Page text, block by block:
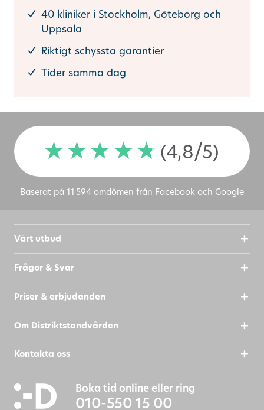
40 kliniker i Stockholm, Göteborg och
Uppsala
Riktigt schyssta garantier
Tider samma dag
(4,8/5)
Baserat på 11 594 omdömen från Facebook och Google
Vårt utbud
Frågor & Svar
Priser & erbjudanden
Om Distriktstandvården
Kontakta oss
Boka tid online eller ring
010-550 15 00